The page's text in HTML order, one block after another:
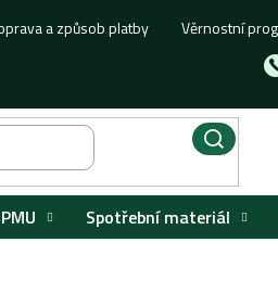
a způsob platby Věrnostní
PMU Spotřební materiál